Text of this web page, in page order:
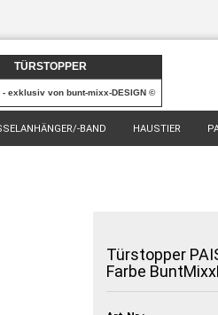
TÜRSTOPPER
exklusiv von bunt-mixx-DESIGN ©
BAND HAUSTIER
Türstopper
Farbe